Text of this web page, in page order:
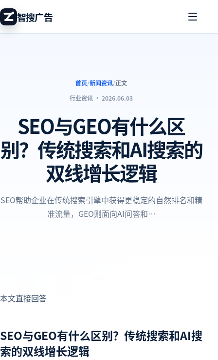
智搜广告
首页/新闻资讯/正文
行业资讯 · 2026.06.03
SEO与GEO有什么区
别？传统搜索和AI搜索的
双线增长逻辑
SEO帮助企业在传统搜索引擎中获得更稳定的自然排名和精
准流量，GEO则面向AI问答和…
本文直接回答
SEO与GEO有什么区别？传统搜索和AI搜
索的双线增长逻辑